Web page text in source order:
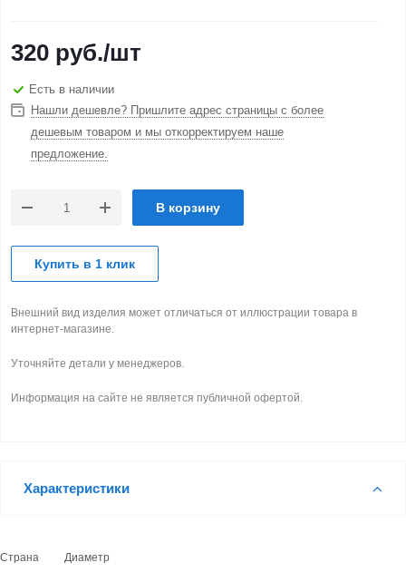
320 руб./шт
Есть в наличии
Нашли дешевле? Пришлите адрес страницы с более
дешевым товаром и мы откорректируем наше
предложение.
В корзину
Купить в 1 клик
Внешний вид изделия может отличаться от иллюстрации товара в
интернет-магазине.
Уточняйте детали у менеджеров.
Информация на сайте не является публичной офертой.
Характеристики
Страна
Диаметр